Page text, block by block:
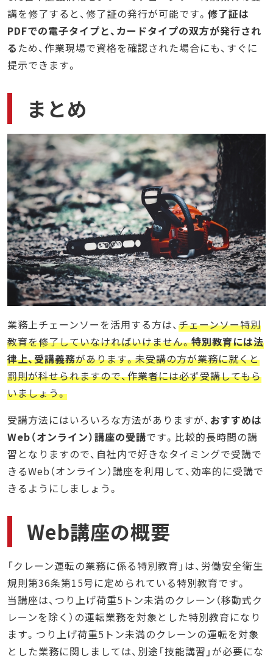
講を修了すると、修了証の発行が可能です。 修了証は
PDFでの電子タイプと、カードタイプの双方が発行され
る ため、作業現場で資格を確認された場合にも、すぐに
提示できます。
まとめ
業務上チェーンソーを活用する方は、チェーンソー特別
教育を修了していなければいけません。特別教育には法
律上、受講義務があります。未受講の方が業務に就くと
罰則が科せられますので、作業者には必ず受講してもら
いましょう。
受講方法にはいろいろな方法がありますが、 おすすめは
Web（オンライン）講座の受講です。比較的長時間の講
習となりますので、自社内で好きなタイミングで受講で
きるWeb（オンライン）講座を利用して、効率的に受講で
きるようにしましょう。
Web講座の概要
「クレーン運転の業務に係る特別教育」は、労働安全衛生
規則第36条第15号に定められている特別教育です。
当講座は、つり上げ荷重5トン未満のクレーン（移動式ク
レーンを除く）の運転業務を対象とした特別教育になり
ます。つり上げ荷重5トン未満のクレーンの運転を対象
とした業務に関しましては、別途「技能講習」が必要にな